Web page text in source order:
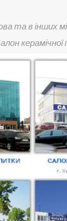
та в інших
керамічної